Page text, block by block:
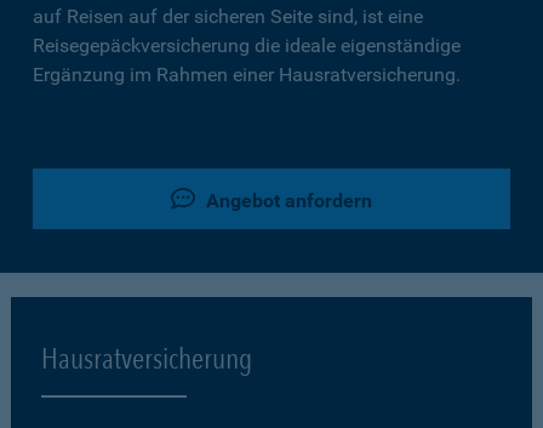
auf Reisen auf der sicheren Seite sind, ist eine
Reisegepäckversicherung die ideale eigenständige
Ergänzung im Rahmen einer Hausratversicherung.
Angebot anfordern
Hausratversicherung